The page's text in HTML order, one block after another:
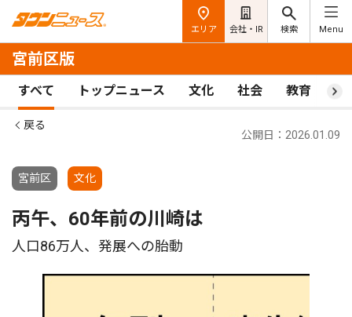
エリア 会社・IR 検索 Menu
宮前区版
すべて トップニュース 文化 社会 教育 ス
戻る
宮前区 文化
公開日：2026.01.09
丙午、60年前の川崎は
人口86万人、発展への胎動